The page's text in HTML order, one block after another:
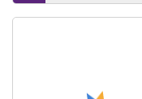
ABS/PP/POM/
Spritzgussteile